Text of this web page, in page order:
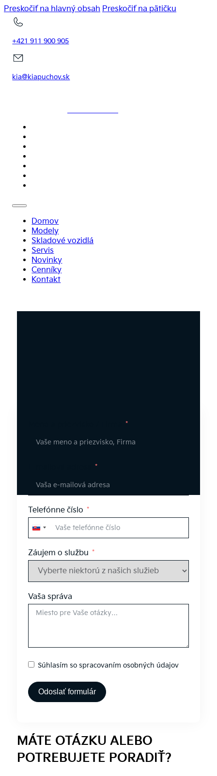
Preskočiť na hlavný obsah Preskočiť na pätičku
+421 911 900 905
kia@kiapuchov.sk
Domov
Modely
Skladové vozidlá
Servis
Novinky
Cenníky
Kontakt
Telefónne číslo
Slovakia
+421
Záujem o službu
Vaša správa
Súhlasím so spracovaním osobných údajov
Odoslať formulár
MÁTE OTÁZKU ALEBO
POTREBUJETE PORADIŤ?